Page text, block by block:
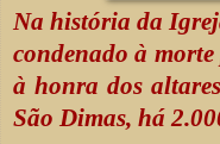
Na história da
condenado à
à honra dos
São Dimas, há